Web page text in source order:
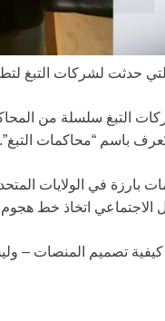
حدثت لشركات التبغ
التبغ سلسلة من
باسم “محاكمات التبغ”.
بارزة في الولايات
الاجتماعي اتخاذ خط
تصميم المنصات –